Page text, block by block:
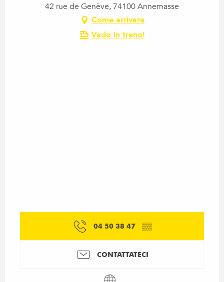
42 rue de Genève, 74100 Annemasse
Come arrivare
Vado in treno!
04 50 38 47 ▒▒
CONTATTATECI